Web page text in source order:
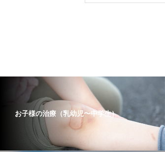
お子様の治療（乳幼児〜中学生）